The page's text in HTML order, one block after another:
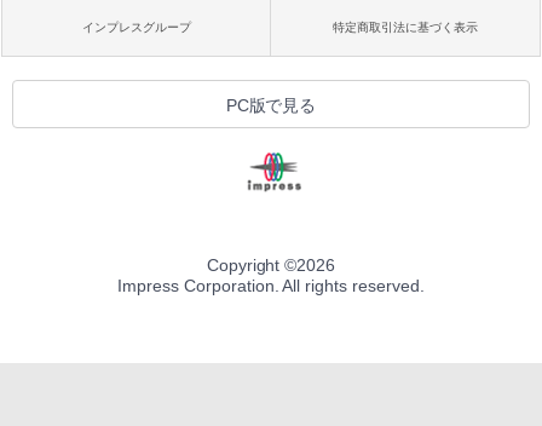
インプレスグループ 特定商取引法に基づく表示
PC版で見る
Copyright ©2026
Impress Corporation. All rights reserved.